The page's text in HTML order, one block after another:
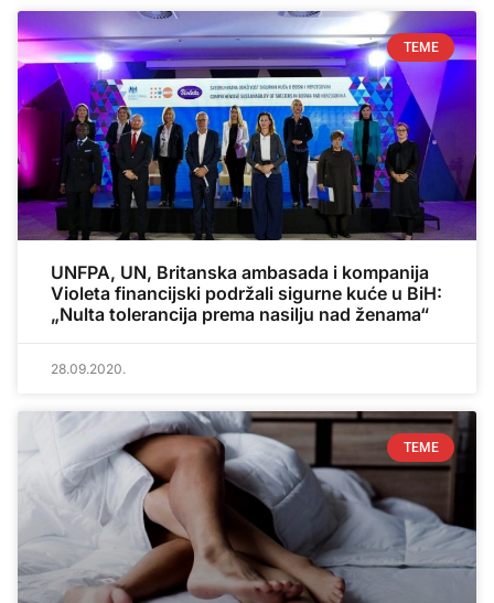
TEME
UNFPA, UN, Britanska ambasada i kompanija
Violeta financijski podržali sigurne kuće u BiH:
„Nulta tolerancija prema nasilju nad ženama“
28.09.2020.
TEME